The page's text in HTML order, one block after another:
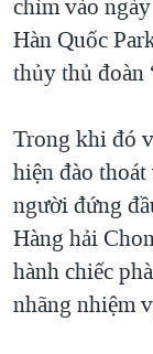
chìm vào
Hàn Quốc
thủy thủ đoàn
Trong khi đó
hiện đào
người đứng
Hàng hải
hành chiếc
nhãng nhiệm